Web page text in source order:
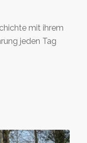
mit ihrem
jeden Tag